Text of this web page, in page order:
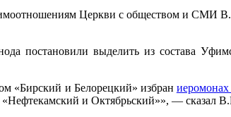
Церкви с обществом и СМИ
постановили выделить из состава
«Бирский и Белорецкий» избран
и Октябрьский»», — сказал